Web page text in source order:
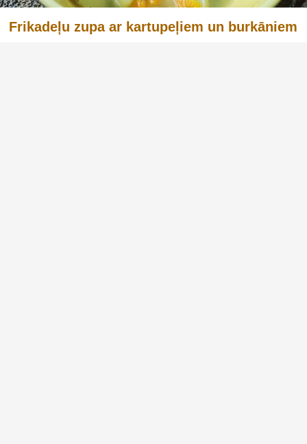
Frikadeļu zupa ar kartupeļiem un burkāniem